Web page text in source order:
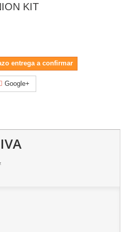
KIT
entrega a confirmar
Google+